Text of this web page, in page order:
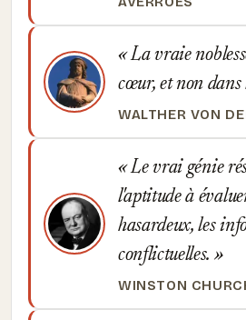
La vraie
cœur, et non
WALTHER VON
Le vrai génie
l'aptitude à
hasardeux, les
conflictuelles.
WINSTON